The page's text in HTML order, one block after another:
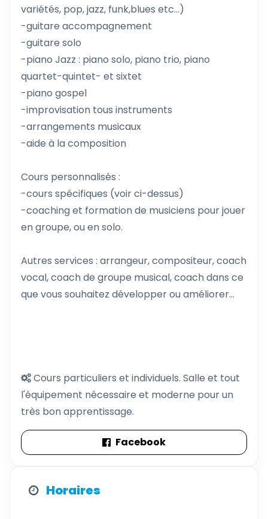
variétés, pop, jazz, funk,blues etc...)
-guitare accompagnement
-guitare solo
-piano Jazz : piano solo, piano trio, piano
quartet-quintet- et sixtet
-piano gospel
-improvisation tous instruments
-arrangements musicaux
-aide à la composition
Cours personnalisés :
-cours spécifiques (voir ci-dessus)
-coaching et formation de musiciens pour jouer
en groupe, ou en solo.
Autres services : arrangeur, compositeur, coach
vocal, coach de groupe musical, coach dans ce
que vous souhaitez développer ou améliorer...
Cours particuliers et individuels. Salle et tout
l'équipement nécessaire et moderne pour un
très bon apprentissage.
Facebook
Horaires